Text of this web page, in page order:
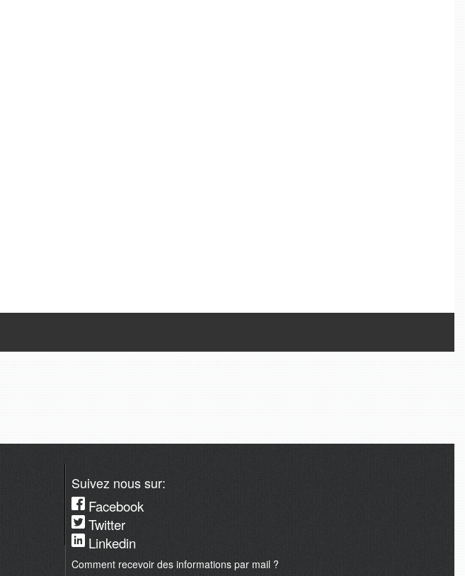
Suivez nous sur:
Facebook
Twitter
Linkedin
Comment recevoir des informations par mail ?